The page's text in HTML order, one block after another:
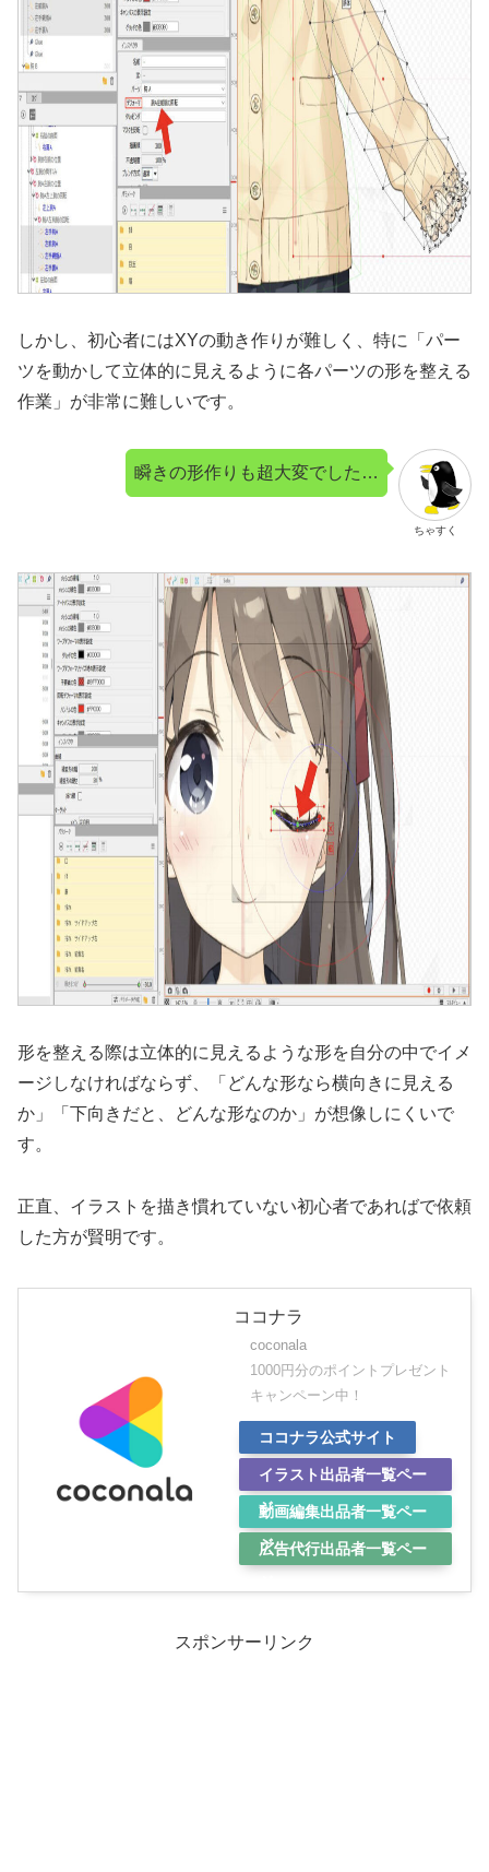
しかし、初心者にはXYの動き作りが難しく、特に「パー
ツを動かして立体的に見えるように各パーツの形を整える
作業」が非常に難しいです。
ちゃすく
瞬きの形作りも超大変でした…
形を整える際は立体的に見えるような形を自分の中でイメ
ージしなければならず、「どんな形なら横向きに見える
か」「下向きだと、どんな形なのか」が想像しにくいで
す。
正直、イラストを描き慣れていない初心者であればで依頼
した方が賢明です。
ココナラ
coconala
1000円分のポイントプレゼント
キャンペーン中！
ココナラ公式サイト
イラスト出品者一覧ペー
ジ
動画編集出品者一覧ペー
ジ
広告代行出品者一覧ペー
スポンサーリンク